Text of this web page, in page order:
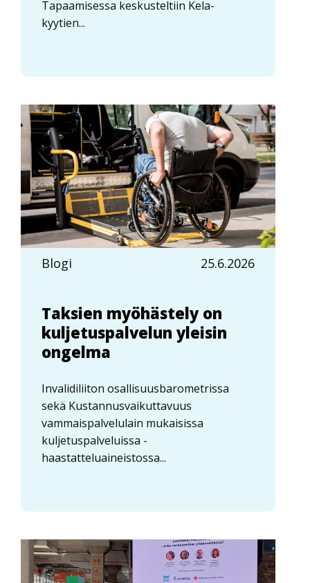
Tapaamisessa keskusteltiin Kela-
kyytien...
Blogi 25.6.2026
Taksien myöhästely on
kuljetuspalvelun yleisin
ongelma
Invalidiliiton osallisuusbarometrissa
sekä Kustannusvaikuttavuus
vammaispalvelulain mukaisissa
kuljetuspalveluissa -
haastatteluaineistossa...